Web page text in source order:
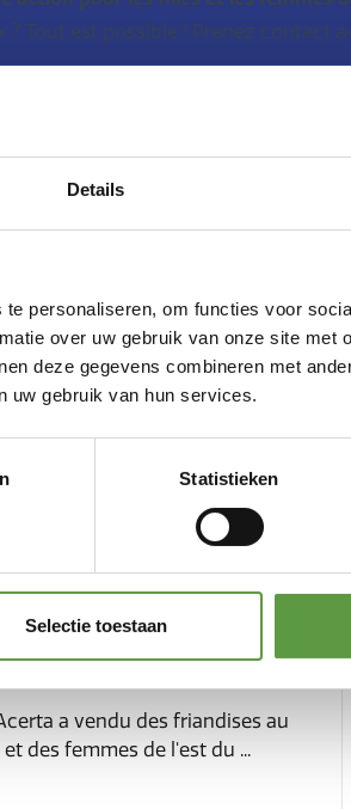
Details
personaliseren, om functies voor
over uw gebruik van onze site met
deze gegevens combineren met
uw gebruik van hun services.
Statistieken
Selectie toestaan
? Tout est possible ! Prenez contact
pour Mamas for
a vendu des friandises au
des femmes de l'est du ...